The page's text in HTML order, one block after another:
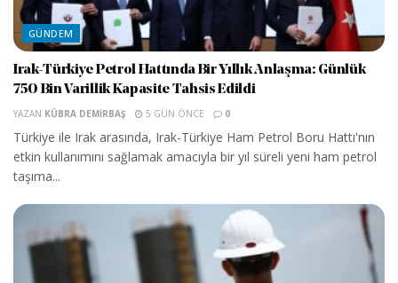
GÜNDEM
Irak-Türkiye Petrol Hattında Bir Yıllık Anlaşma: Günlük
750 Bin Varillik Kapasite Tahsis Edildi
YAZAN KÜBRA DEMIRBAŞ 5 GÜN ÖNCE 0
Türkiye ile Irak arasında, Irak-Türkiye Ham Petrol Boru Hattı'nın
etkin kullanımını sağlamak amacıyla bir yıl süreli yeni ham petrol
taşıma...